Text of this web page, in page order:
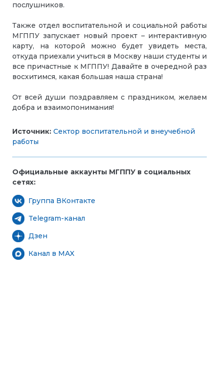
послушников.
Также отдел воспитательной и социальной работы
МГППУ запускает новый проект – интерактивную
карту, на которой можно будет увидеть места,
откуда приехали учиться в Москву наши студенты и
все причастные к МГППУ! Давайте в очередной раз
восхитимся, какая большая наша страна!
От всей души поздравляем с праздником, желаем
добра и взаимопонимания!
Источник: Сектор воспитательной и внеучебной
работы
Официальные аккаунты МГППУ в социальных
сетях:
Группа ВКонтакте
Telegram-канал
Дзен
Канал в MAX